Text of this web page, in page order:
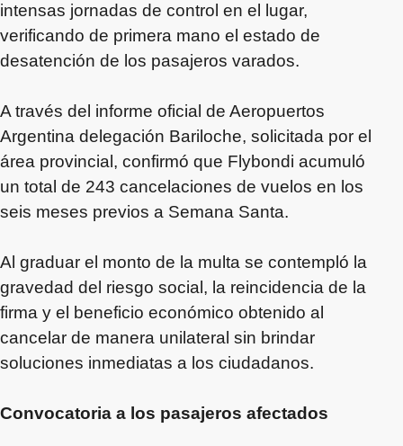
intensas jornadas de control en el lugar,
verificando de primera mano el estado de
desatención de los pasajeros varados.
A través del informe oficial de Aeropuertos
Argentina delegación Bariloche, solicitada por el
área provincial, confirmó que Flybondi acumuló
un total de 243 cancelaciones de vuelos en los
seis meses previos a Semana Santa.
Al graduar el monto de la multa se contempló la
gravedad del riesgo social, la reincidencia de la
firma y el beneficio económico obtenido al
cancelar de manera unilateral sin brindar
soluciones inmediatas a los ciudadanos.
Convocatoria a los pasajeros afectados